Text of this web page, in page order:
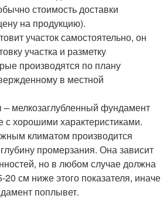
стоимость доставки
на продукцию).
участок самостоятельно, он
участка и разметку
производятся по плану
в местной
мелкозаглубленный фундамент
с хорошими характеристиками.
климатом производится
промерзания. Она зависит
но в любом случае должна
20 см ниже этого показателя, иначе
поплывет.